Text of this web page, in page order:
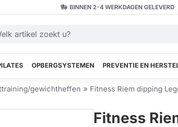
BINNEN 2-4 WERKDAGEN GELEVERD
OPBERGSYSTEMEN PREVENTIE EN
gewichtheffen Fitness Riem dipping
Fitness